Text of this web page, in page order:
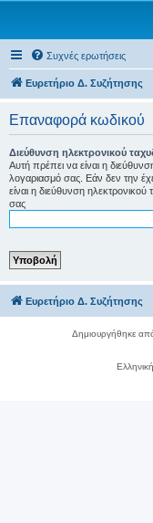
Συχνές ερωτήσεις
Ευρετήριο Δ. Συζήτησης
Επαναφορά κωδικού
Διεύθυνση ηλεκτρονικού
Αυτή πρέπει να είναι η
λογαριασμό σας. Εάν δεν την
είναι η διεύθυνση
σας
Ευρετήριο Δ. Συζήτησης
Δημιουργήθηκε